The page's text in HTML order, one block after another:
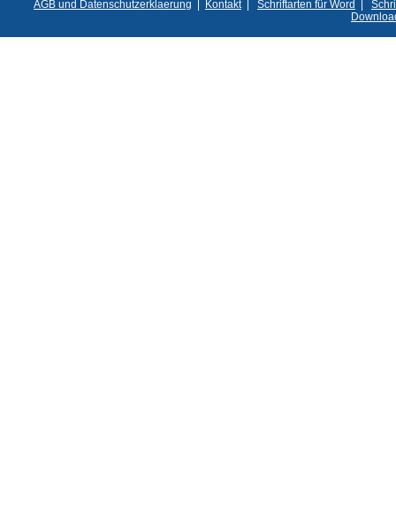
AGB und Datenschutzerklaerung Kontakt| Schriftarten für Word